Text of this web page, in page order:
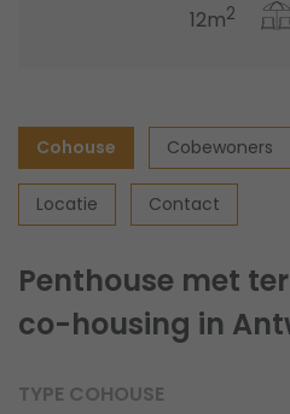
12m2
Cohouse Cobewoners
Locatie Contact
Penthouse met
co-housing in
TYPE COHOUSE